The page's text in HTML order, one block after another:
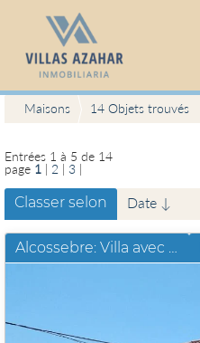
Maisons 14 Objets trouvés
Entrées 1 à 5 de 14
page 1 | 2 | 3 |
Classer selon Date ↓
Alcossebre: Villa avec piscine privee et et appartement séparé